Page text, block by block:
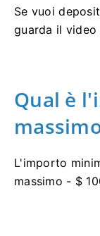
Se vuoi
guarda il
Qual è
L'importo
massimo - $